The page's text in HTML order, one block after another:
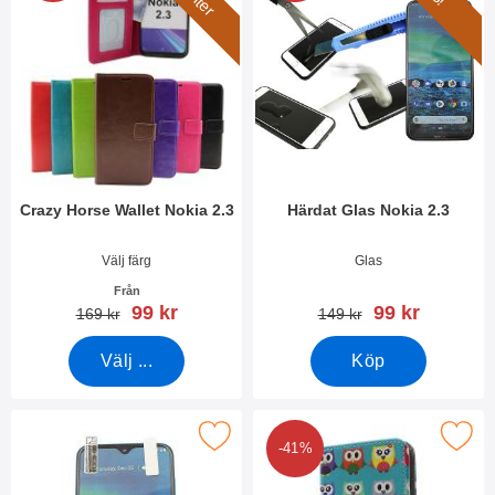
Crazy Horse Wallet Nokia 2.3
Art. nr 38472Välj färg
Från
tidigare pris
169 kr rea pris
99 kr
Välj ...
Härdat Glas Nokia 2.3
Glas
tidigare pris
149 kr rea pris
99 kr
Köp
Makera skärmskydd Nokia 2.3 som favorit
-41%
Makera designwallet